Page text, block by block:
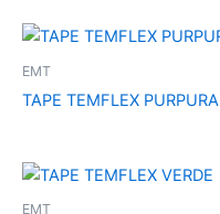
EMT
TAPE TEMFLEX PURPURA
EMT